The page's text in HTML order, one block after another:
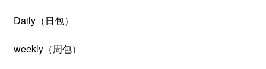
Daily（日包）
weekly（周包）